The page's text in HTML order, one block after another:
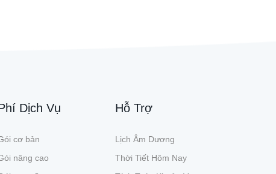
Dịch Vụ
cơ bản
nâng cao
Hỗ Trợ
Lịch Âm Dương
Thời Tiết Hôm Nay